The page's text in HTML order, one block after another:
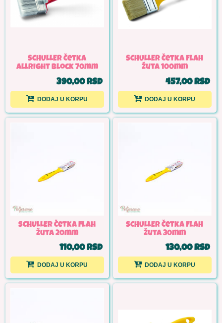
SCHULLER Četka
allright block 70mm
390,00 RSD
DODAJ U KORPU
SCHULLER Četka flah
žuta 100mm
457,00 RSD
DODAJ U KORPU
SCHULLER Četka flah
žuta 20mm
110,00 RSD
DODAJ U KORPU
SCHULLER Četka flah
žuta 30mm
130,00 RSD
DODAJ U KORPU